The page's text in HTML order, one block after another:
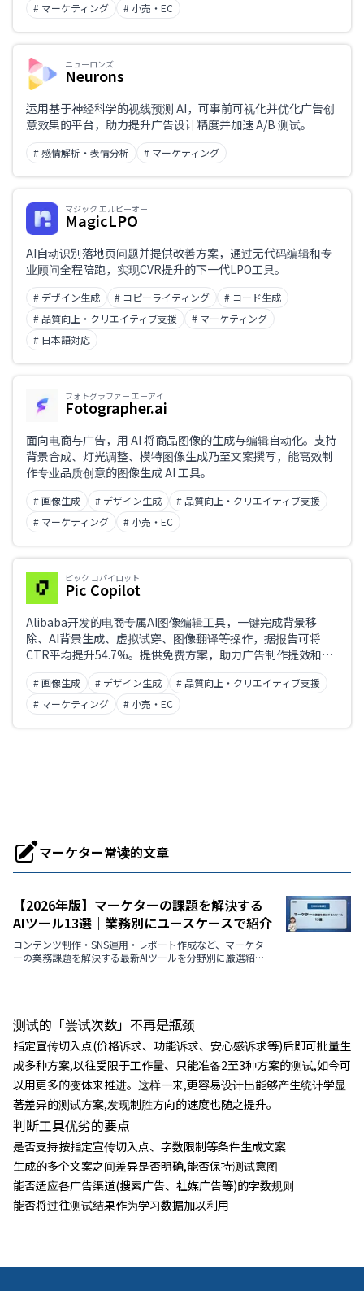
# マーケティング
# 小売・EC
ニューロンズ
Neurons
运用基于神经科学的视线预测 AI，可事前可视化并优化广告创
意效果的平台，助力提升广告设计精度并加速 A/B 测试。
# 感情解析・表情分析 # マーケティング
マジック エルピーオー
MagicLPO
AI自动识别落地页问题并提供改善方案，通过无代码编辑和专
业顾问全程陪跑，实现CVR提升的下一代LPO工具。
# デザイン生成 # コピーライティング
# コード生成
# 品質向上・クリエイティブ支援
# マーケティング
# 日本語対応
フォトグラファー エーアイ
Fotographer.ai
面向电商与广告，用 AI 将商品图像的生成与编辑自动化。支持
背景合成、灯光调整、模特图像生成乃至文案撰写，能高效制
作专业品质创意的图像生成 AI 工具。
# 画像生成 # デザイン生成
# 品質向上・クリエイティブ支援
# マーケティング
# 小売・EC
ピック コパイロット
Pic Copilot
Alibaba开发的电商专属AI图像编辑工具，一键完成背景移
除、AI背景生成、虚拟试穿、图像翻译等操作，据报告可将
CTR平均提升54.7%。提供免费方案，助力广告制作提效和降
本。
# 画像生成 # デザイン生成
# 品質向上・クリエイティブ支援
# マーケティング
# 小売・EC
マーケター常读的文章
【2026年版】マーケターの課題を解決する
AIツール13選｜業務別にユースケースで紹介
コンテンツ制作・SNS運用・レポート作成など、マーケタ
ーの業務課題を解決する最新AIツールを分野別に厳選紹
测试的「尝试次数」不再是瓶颈
指定宣传切入点(价格诉求、功能诉求、安心感诉求等)后即可批量生
成多种方案,以往受限于工作量、只能准备2至3种方案的测试,如今可
以用更多的变体来推进。这样一来,更容易设计出能够产生统计学显
著差异的测试方案,发现制胜方向的速度也随之提升。
判断工具优劣的要点
是否支持按指定宣传切入点、字数限制等条件生成文案
生成的多个文案之间差异是否明确,能否保持测试意图
能否适应各广告渠道(搜索广告、社媒广告等)的字数规则
能否将过往测试结果作为学习数据加以利用